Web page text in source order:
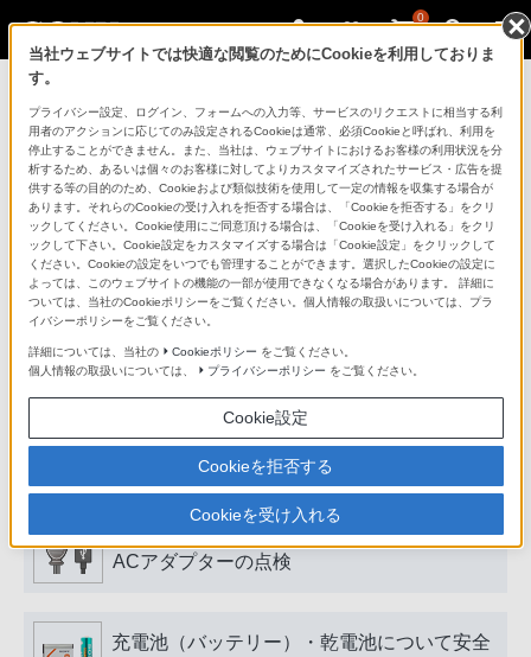
0
製品を安全に、安心してご使用いただ
くために
日常の清掃・点検が大切です。安全のため取扱説明書を
よく読みましょう。
製品に関する重要なお知らせ
安全で上手な使いかた
愛情点検のおすすめ
電源プラグ・コード、USB端子・ケーブル、
ACアダプターの点検
充電池（バッテリー）・乾電池について安全
当社ウェブサイトでは快適な閲覧のためにCookieを利用しておりま
す。
プライバシー設定、ログイン、フォームへの入力等、サービスのリクエストに相当する利
用者のアクションに応じてのみ設定されるCookieは通常、必須Cookieと呼ばれ、利用を
停止することができません。また、当社は、ウェブサイトにおけるお客様の利用状況を分
析するため、あるいは個々のお客様に対してよりカスタマイズされたサービス・広告を提
供する等の目的のため、Cookieおよび類似技術を使用して一定の情報を収集する場合が
あります。それらのCookieの受け入れを拒否する場合は、「Cookieを拒否する」をクリ
ックしてください。Cookie使用にご同意頂ける場合は、「Cookieを受け入れる」をクリ
ックして下さい。Cookie設定をカスタマイズする場合は「Cookie設定」をクリックして
ください。Cookieの設定をいつでも管理することができます。選択したCookieの設定に
よっては、このウェブサイトの機能の一部が使用できなくなる場合があります。 詳細に
ついては、当社のCookieポリシーをご覧ください。個人情報の取扱いについては、プラ
イバシーポリシーをご覧ください。
詳細については、当社の Cookieポリシー をご覧ください。
個人情報の取扱いについては、
プライバシーポリシー をご覧ください。
Cookie設定
Cookieを拒否する
Cookieを受け入れる